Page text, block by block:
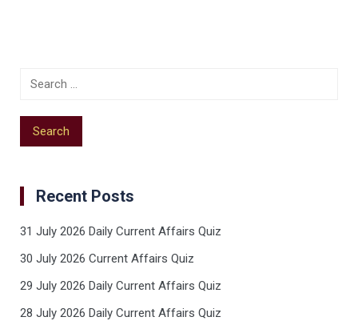
Recent Posts
31 July 2026 Daily Current Affairs Quiz
30 July 2026 Current Affairs Quiz
29 July 2026 Daily Current Affairs Quiz
28 July 2026 Daily Current Affairs Quiz